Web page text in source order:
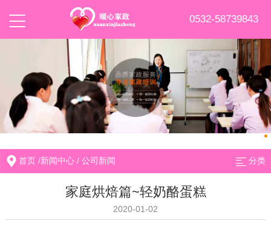
0532-58739843
首页 /新闻中心 /公司新闻 分类
家庭烘焙篇~轻奶酪蛋糕
2020-01-02